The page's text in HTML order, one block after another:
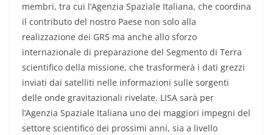
membri, tra cui l’Agenzia Spaziale Italiana, che coordina
il contributo del nostro Paese non solo alla
realizzazione dei GRS ma anche allo sforzo
internazionale di preparazione del Segmento di Terra
scientifico della missione, che trasformerà i dati grezzi
inviati dai satelliti nelle informazioni sulle sorgenti
delle onde gravitazionali rivelate. LISA sarà per
l’Agenzia Spaziale Italiana uno dei maggiori impegni del
settore scientifico dei prossimi anni, sia a livello